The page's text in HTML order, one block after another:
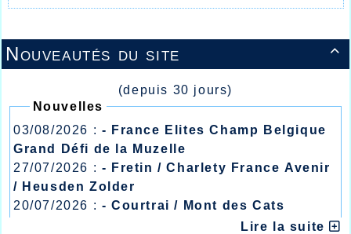

Nouveautés du site
(depuis 30 jours)
Nouvelles
03/08/2026 : - France Elites Champ Belgique
Grand Défi de la Muzelle
27/07/2026 : - Fretin / Charlety France Avenir
/ Heusden Zolder
20/07/2026 : - Courtrai / Mont des Cats
- Lyon / Meeting Abeilles /Lire la suite